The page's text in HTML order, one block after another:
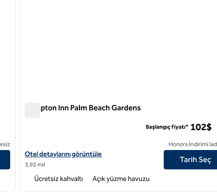
Hampton Inn Palm Beach Gardens
Hampton Inn Palm Beach Gardens otel detaylarını görüntüleyin
Otel detaylarını görüntüle
3,92 mil
Başlangıç fiyatı* 102$
Honors İndirimi
Tarih Seç
Ücretsiz kahvaltı Açık yüzme havuzu